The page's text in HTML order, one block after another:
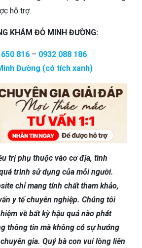
hỗ trợ.
KHÁM ĐỖ MINH ĐƯỜNG:
816 – 0932 088 186
Đường (có tích xanh)
trị phụ thuộc vào cơ địa, tình
trình sử dụng của mỗi người.
chỉ mang tính chất tham khảo,
y tế chuyên nghiệp. Chúng tôi
về bất kỳ hậu quả nào phát
thông tin mà không có sự hướng
gia. Quý bà con vui lòng liên